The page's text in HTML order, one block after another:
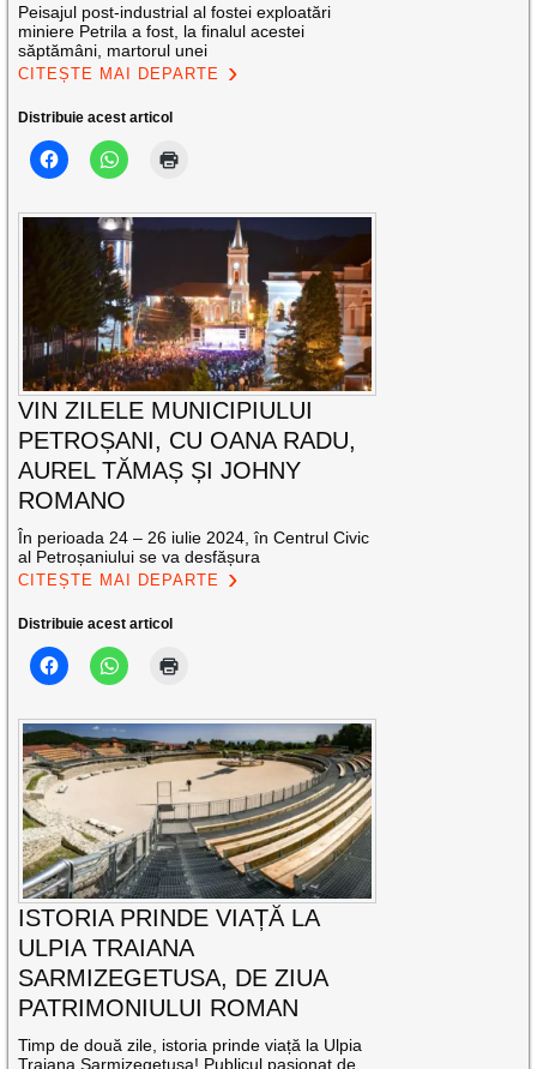
Peisajul post-industrial al fostei exploatări
miniere Petrila a fost, la finalul acestei
săptămâni, martorul unei
CITEȘTE MAI DEPARTE
Distribuie acest articol
VIN ZILELE MUNICIPIULUI
PETROȘANI, CU OANA RADU,
AUREL TĂMAȘ ȘI JOHNY
ROMANO
În perioada 24 – 26 iulie 2024, în Centrul Civic
al Petroșaniului se va desfășura
CITEȘTE MAI DEPARTE
Distribuie acest articol
ISTORIA PRINDE VIAȚĂ LA
ULPIA TRAIANA
SARMIZEGETUSA, DE ZIUA
PATRIMONIULUI ROMAN
Timp de două zile, istoria prinde viață la Ulpia
Traiana Sarmizegetusa! Publicul pasionat de